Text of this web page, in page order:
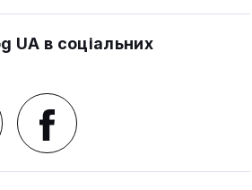
UA в соціальних